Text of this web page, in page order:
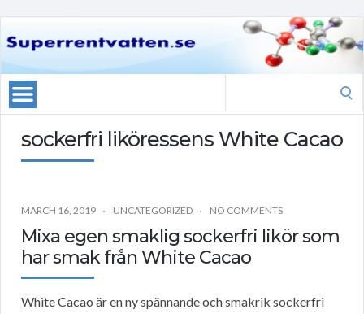
sockerfri liköressens White Cacao
MARCH 16, 2019 UNCATEGORIZED NO COMMENTS
Mixa egen smaklig sockerfri likör som
har smak från White Cacao
White Cacao är en ny spännande och smakrik sockerfri